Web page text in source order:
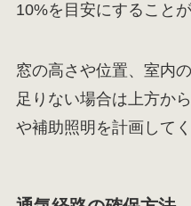
10%を目安にすることが
窓の高さや位置、室内
足りない場合は上方か
や補助照明を計画してく